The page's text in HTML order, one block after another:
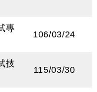
專
106/03/24
技
115/03/30